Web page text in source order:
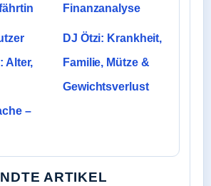
Finanzanalyse
Alter,
–
DJ Ötzi: Krankheit,
Familie, Mütze &
Gewichtsverlust
ARTIKEL